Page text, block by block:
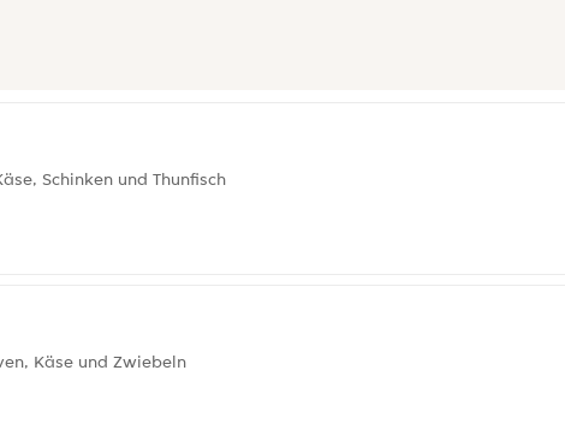
Schinken und Thunfisch
Käse und Zwiebeln